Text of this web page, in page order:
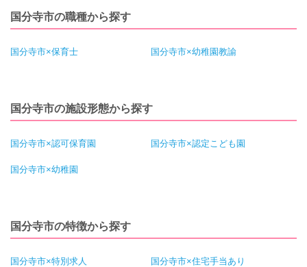
国分寺市の職種から探す
国分寺市×保育士 国分寺市×幼稚園教諭
国分寺市の施設形態から探す
国分寺市×認可保育園 国分寺市×認定こども園
国分寺市×幼稚園
国分寺市の特徴から探す
国分寺市×特別求人 国分寺市×住宅手当あり